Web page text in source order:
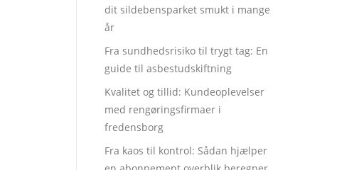
dit sildebensparket smukt i mange
år
Fra sundhedsrisiko til trygt tag: En
guide til asbestudskiftning
Kvalitet og tillid: Kundeoplevelser
med rengøringsfirmaer i
fredensborg
Fra kaos til kontrol: Sådan hjælper